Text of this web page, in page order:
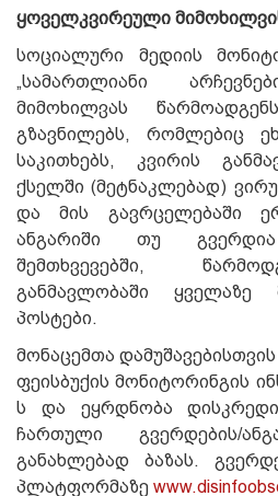
ყოველკვირეული
სოციალური მედიის
„სამართლიანი
მიმოხილვას
გზავნილებს, რომლებიც
საკითხებს, კვირის
ქსელში (მეტნაკლებად)
და მის გავრცელებაში
ანგარიში თუ
შემთხვევებში,
განმავლობაში ყველაზე
პოსტები.
მონაცემთა
ფეისბუქის მონიტორინგის
ს და ეყრდნობა
ჩართული გვერდების/
განახლებად ბაზას.
პლატფორმაზე